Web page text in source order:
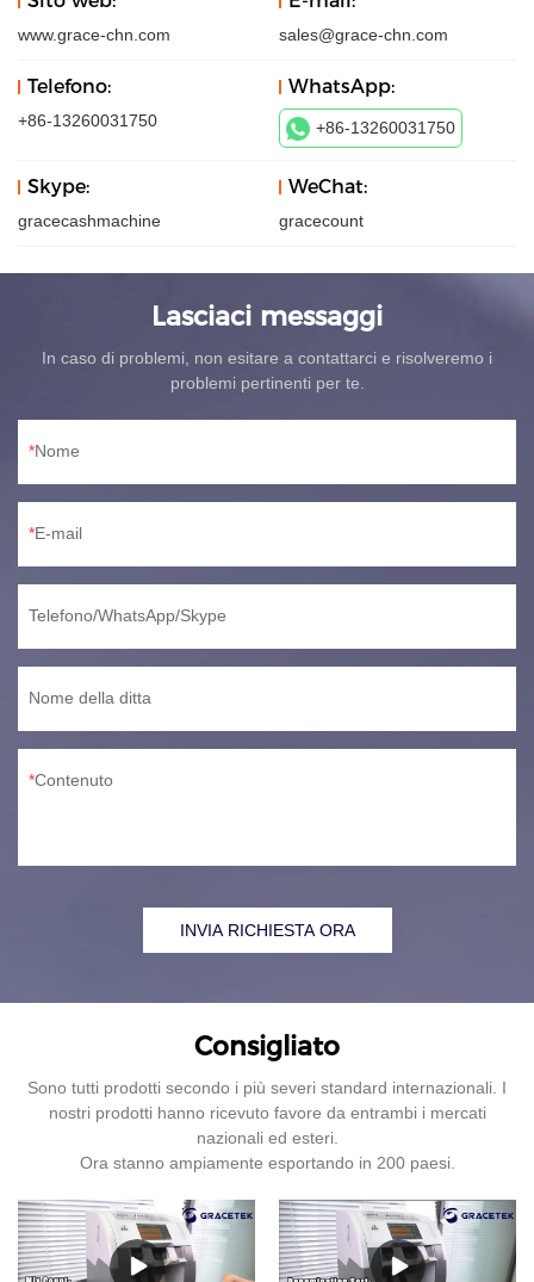
www.grace-chn.com sales@grace-chn.com
Telefono:
+86-13260031750
WhatsApp:
+86-13260031750
Skype:
gracecashmachine
WeChat:
gracecount
Lasciaci messaggi
In caso di problemi, non esitare a contattarci e risolveremo i
problemi pertinenti per te.
Nome
E-mail
Telefono/WhatsApp/Skype
Nome della ditta
Contenuto
INVIA RICHIESTA ORA
Consigliato
Sono tutti prodotti secondo i più severi standard internazionali. I
nostri prodotti hanno ricevuto favore da entrambi i mercati
nazionali ed esteri.
Ora stanno ampiamente esportando in 200 paesi.